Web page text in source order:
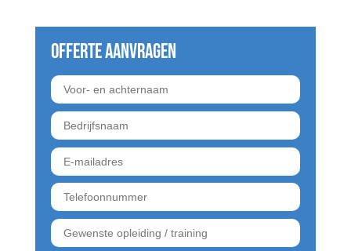
Offerte aanvragen